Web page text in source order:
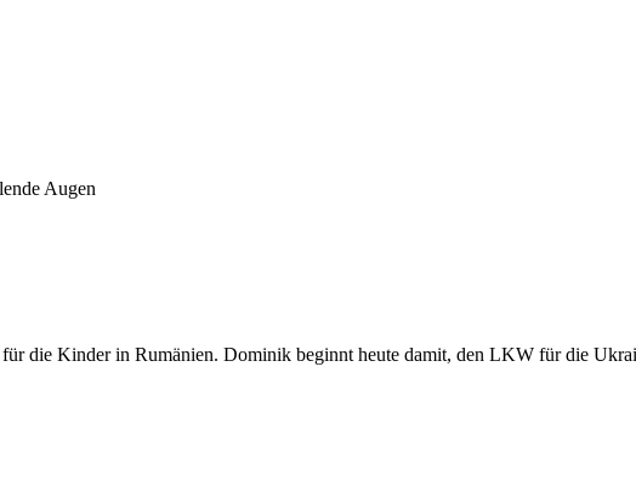
Augen
die Kinder in Rumänien. Dominik beginnt heute damit, den LKW für die